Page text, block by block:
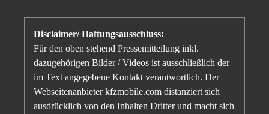
Disclaimer/ Haftungsausschluss:
Für den oben stehend Pressemitteilung inkl.
dazugehörigen Bilder / Videos ist ausschließlich der
im Text angegebene Kontakt verantwortlich. Der
Webseitenanbieter kfzmobile.com distanziert sich
ausdrücklich von den Inhalten Dritter und macht sich